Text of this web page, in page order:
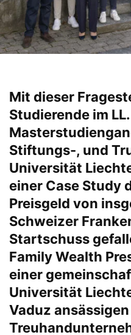
Mit dieser
Studierende im
Stiftungs-, und
Universität
einer Case Study
Preisgeld von
Schweizer
Startschuss
Family Wealth
einer
Universität
Vaduz ansässigen